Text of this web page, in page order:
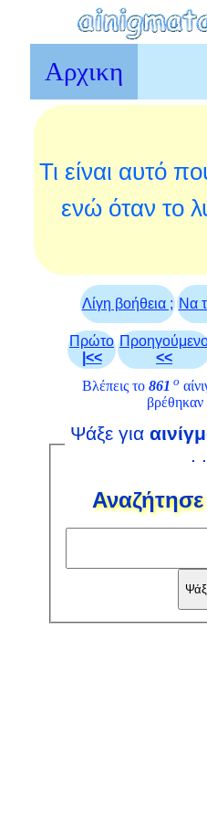
Αρχικη
Τι είναι αυτό
ενώ όταν το
Λίγη βοήθεια ; Να
Πρώτο
|<<
<<
Βλέπεις το 861 ο
βρέθηκαν
Ψάξε για
.
Αναζήτησε